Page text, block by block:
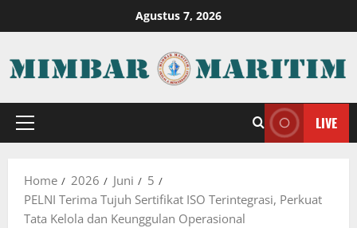
to
Agustus 7, 2026
Primary
LIVE
Home 2026 Juni
5
PELNI Terima Tujuh Sertifikat ISO Terintegrasi, Perkuat
Tata Kelola dan Keunggulan Operasional